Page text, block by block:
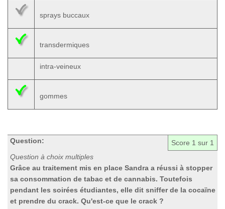
sprays buccaux
transdermiques
intra-veineux
gommes
Score 1 sur 1
Question:
Question à choix multiples
Grâce au traitement mis en place Sandra a réussi à stopper
sa consommation de tabac et de cannabis. Toutefois
pendant les soirées étudiantes, elle dit sniffer de la cocaïne
et prendre du crack. Qu'est-ce que le crack ?